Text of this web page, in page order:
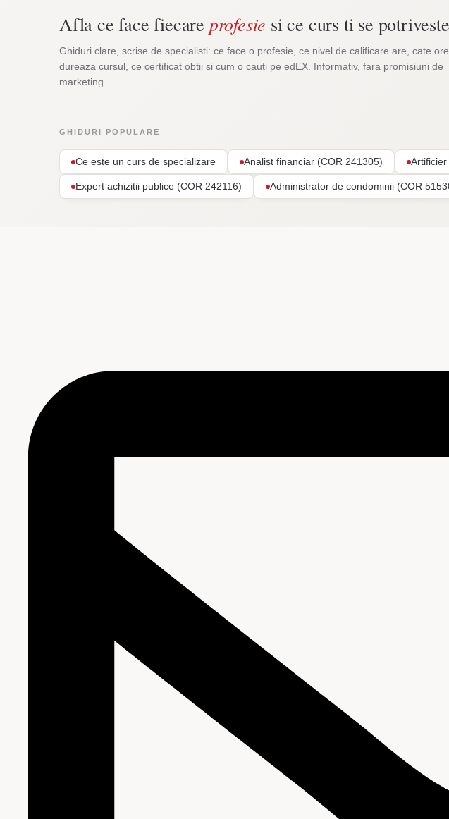
Afla ce face fiecare profesie si ce curs ti se potriveste
Ghiduri clare, scrise de specialisti: ce face o profesie, ce nivel de calificare are, cate ore
dureaza cursul, ce certificat obtii si cum o cauti pe edEX. Informativ, fara promisiuni de
marketing.
GHIDURI POPULARE
Ce este un curs de specializare Analist financiar (COR 241305)
Expert achizitii publice (COR 242116) Administrator de condominii (COR